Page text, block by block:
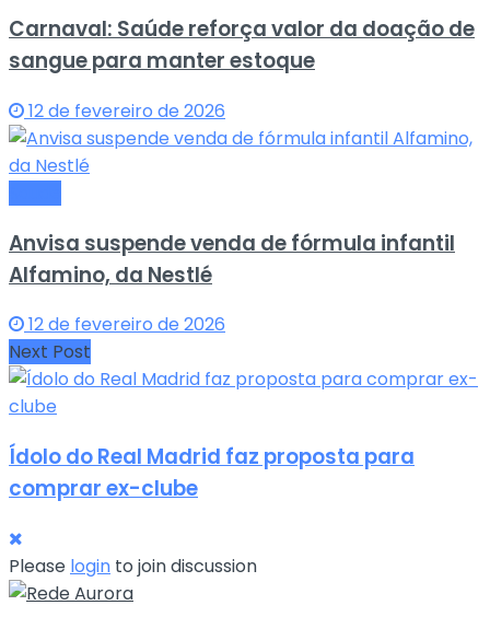
Carnaval: Saúde reforça valor da doação de
sangue para manter estoque
12 de fevereiro de 2026
Anvisa suspende venda de fórmula infantil
Alfamino, da Nestlé
12 de fevereiro de 2026
Next Post
Ídolo do Real Madrid faz proposta para
comprar ex-clube
Please login to join discussion